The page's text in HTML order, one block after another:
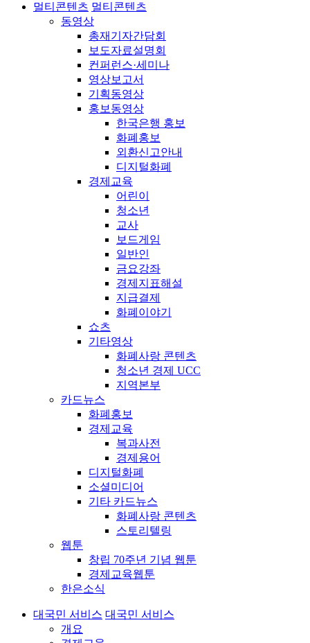
멀티콘텐츠 멀티콘텐츠
동영상
총재기자간담회
보도자료설명회
컨퍼런스·세미나
영상보고서
기획동영상
홍보동영상
한국은행 홍보
화폐홍보
외환신고안내
디지털화폐
경제교육
어린이
청소년
교사
보드게임
일반인
금요강좌
경제지표해설
지급결제
화폐이야기
쇼츠
기타영상
화폐사랑 콘텐츠
청소년 경제 UCC
지역본부
카드뉴스
화폐홍보
경제교육
복과사전
경제용어
디지털화폐
소셜미디어
기타 카드뉴스
화폐사랑 콘텐츠
스토리텔링
웹툰
창립 70주년 기념 웹툰
경제교육웹툰
한은소식
대국민 서비스 대국민 서비스
개요